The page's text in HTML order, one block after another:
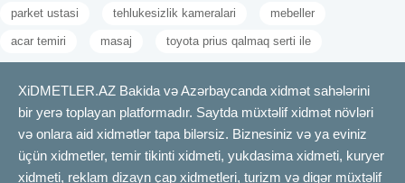
parket ustasi tehlukesizlik kameralari mebeller
acar temiri masaj toyota prius qalmaq serti ile
XiDMETLER.AZ Bakida və Azərbaycanda xidmət sahələrini
bir yerə toplayan platformadır. Saytda müxtəlif xidmət növləri
və onlara aid xidmətlər tapa bilərsiz. Biznesiniz və ya eviniz
üçün xidmetler, temir tikinti xidmeti, yukdasima xidmeti, kuryer
xidmeti, reklam dizayn çap xidmetleri, turizm və digər müxtəlif